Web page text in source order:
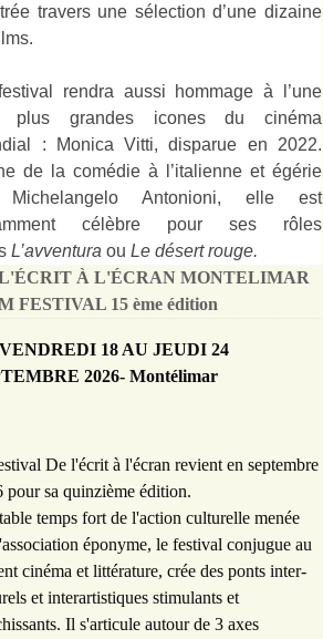
travers une sélection d’une dizaine
rendra aussi hommage à l’une
plus grandes icones du cinéma
: Monica Vitti, disparue en 2022.
de la comédie à l’italienne et égérie
Antonioni, elle est
célèbre pour ses rôles
L’avventura ou Le désert rouge.
À L'ÉCRAN MONTELIMAR
FESTIVAL 15 ème édition
18 AU JEUDI 24
2026- Montélimar
De l'écrit à l'écran revient en septembre
pour sa quinzième édition.
temps fort de l'action culturelle menée
éponyme, le festival conjugue au
cinéma et littérature, crée des ponts inter-
et interartistiques stimulants et
Il s'articule autour de 3 axes